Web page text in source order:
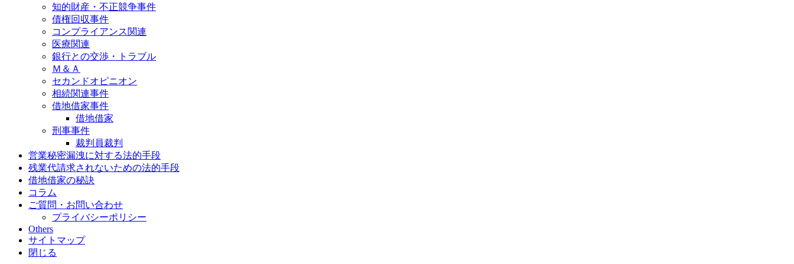
知的財産・不正競争事件
債権回収事件
コンプライアンス関連
医療関連
銀行との交渉・トラブル
Ｍ＆Ａ
セカンドオピニオン
相続関連事件
借地借家事件
借地借家
刑事事件
裁判員裁判
営業秘密漏洩に対する法的手段
残業代請求されないための法的手段
借地借家の秘訣
コラム
ご質問・お問い合わせ
プライバシーポリシー
Others
サイトマップ
閉じる